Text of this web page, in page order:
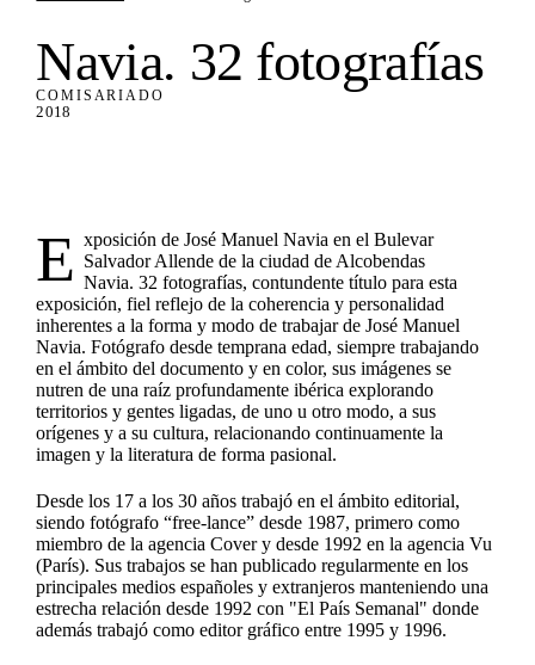
Navia. 32 fotografías
COMISARIADO
2018
E xposición de José Manuel Navia en el Bulevar
Salvador Allende de la ciudad de Alcobendas
Navia. 32 fotografías, contundente título para esta
exposición, fiel reflejo de la coherencia y personalidad
inherentes a la forma y modo de trabajar de José Manuel
Navia. Fotógrafo desde temprana edad, siempre trabajando
en el ámbito del documento y en color, sus imágenes se
nutren de una raíz profundamente ibérica explorando
territorios y gentes ligadas, de uno u otro modo, a sus
orígenes y a su cultura, relacionando continuamente la
imagen y la literatura de forma pasional.
Desde los 17 a los 30 años trabajó en el ámbito editorial,
siendo fotógrafo “free-lance” desde 1987, primero como
miembro de la agencia Cover y desde 1992 en la agencia Vu
(París). Sus trabajos se han publicado regularmente en los
principales medios españoles y extranjeros manteniendo una
estrecha relación desde 1992 con "El País Semanal" donde
además trabajó como editor gráfico entre 1995 y 1996.